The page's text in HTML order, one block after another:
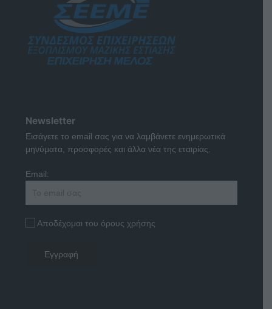
Newsletter
Εισάγετε το email σας για να λαμβάνετε ενημερωτικά
μηνύματα, προσφορές και άλλα νέα της εταιρίας.
Email:
Αποδέχομαι του όρους χρήσης